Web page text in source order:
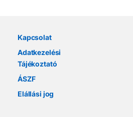
Kapcsolat
Adatkezelési
Tájékoztató
ÁSZF
Elállási jog